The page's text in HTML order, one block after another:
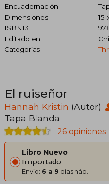
Encuadernación
Dimensiones
15
ISBN13
Editado en
Categorías
El ruiseñor
Hannah Kristin (Autor)
Tapa Blanda
26 opiniones
Libro Nuevo
Importado
Envío: 6 a 9 días háb.